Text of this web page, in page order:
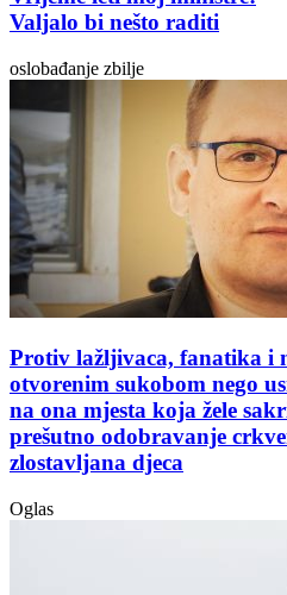
Valjalo bi nešto raditi
oslobađanje zbilje
Protiv lažljivaca, fanatika i
otvorenim sukobom nego
na ona mjesta koja žele
prešutno odobravanje
zlostavljana djeca
Oglas